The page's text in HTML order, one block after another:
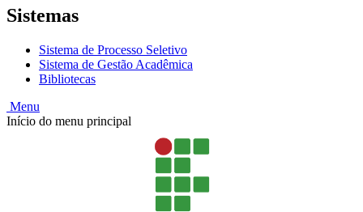
Sistemas
Sistema de Processo Seletivo
Sistema de Gestão Acadêmica
Bibliotecas
Menu
Início do menu principal